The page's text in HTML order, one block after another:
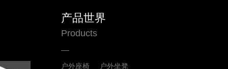
产品世界
Products
户外座椅
户外坐凳